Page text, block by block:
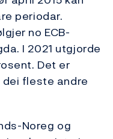
periodar.
no ECB-
I 2021 utgjorde
Det er
fleste andre
Noreg og